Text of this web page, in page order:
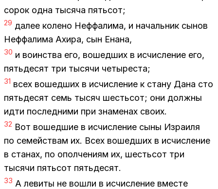
со­рок одна ты­ся­ча пять­сот;
29 да­лее ко­ле­но Неф­фа­ли­ма, и на­чаль­ник сы­нов
Неф­фа­ли­ма Ахи­ра, сын Ена­на,
30 и во­ин­ства его, во­шед­ших в ис­чис­ле­ние его,
пять­де­сят три ты­ся­чи че­ты­ре­ста;
31 всех во­шед­ших в ис­чис­ле­ние к ста­ну Дана сто
пять­де­сят семь ты­сяч шесть­сот; они долж­ны
идти по­след­ни­ми при зна­ме­нах сво­их.
32 Вот во­шед­шие в ис­чис­ле­ние сыны Из­ра­и­ля
по се­мей­ствам их. Всех во­шед­ших в ис­чис­ле­ние
в ста­нах, по опол­че­ни­ям их, шесть­сот три
ты­ся­чи пять­сот пять­де­сят.
33 А ле­ви­ты не во­шли в ис­чис­ле­ние вме­сте